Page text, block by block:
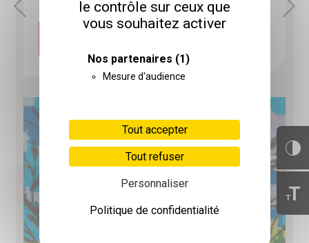
le contrôle sur ceux que
vous souhaitez activer
Nos partenaires (1)
Mesure d'audience
Tout accepter
Tout refuser
Personnaliser
Politique de confidentialité
TT